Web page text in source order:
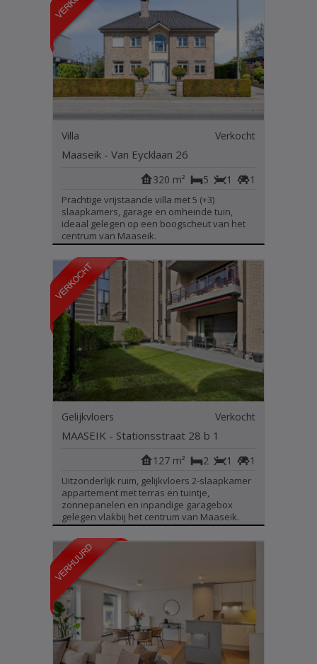
Villa Verkocht
Maaseik - Van Eycklaan 26
1
1
5
320 m²
Prachtige vrijstaande villa met 5 (+3)
slaapkamers, garage en omheinde tuin,
ideaal gelegen op een boogscheut van het
centrum van Maaseik.
Gelijkvloers Verkocht
MAASEIK - Stationsstraat 28 b 1
1
1
2
127 m²
Uitzonderlijk ruim, gelijkvloers 2-slaapkamer
appartement met terras en tuintje,
zonnepanelen en inpandige garagebox
gelegen vlakbij het centrum van Maaseik.